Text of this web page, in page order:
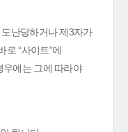
난당하거나 제3자가
로 “사이트”에
우에는 그에 따라야